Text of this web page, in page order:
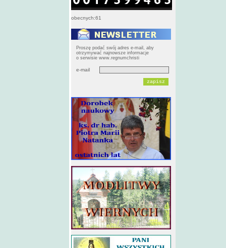
obecnych:61
Proszę podać swój adres e-mail, aby
otrzymywać najnowsze informacje
o serwisie www.regnumchristi
e-mail